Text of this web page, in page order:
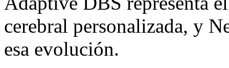
cerebral personalizada, y
esa evolución.